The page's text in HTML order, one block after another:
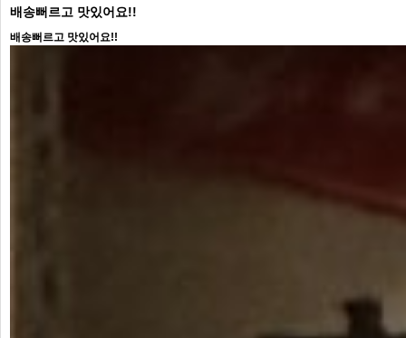
배송뻐르고 맛있어요!!
배송뻐르고 맛있어요!!